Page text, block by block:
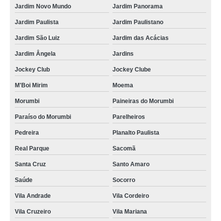
confinamentos térmicos para data center com teto retrátil Quintino Bocaiuva
venda de confinamento térmico para data center com porta automática
ALDEIA DA SERRA
confinamentos térmicos para data center climatizados Ribeirão Pires
confinamento térmico para data center com biometria Engenho da Rainha
onde tem confinamento térmico para data center com teto retrátil ALDEIA DA
SERRA
venda de confinamento solução térmica para data center Ibitiruna
confinamentos térmicos para data center com biometria Panamby
venda de confinamento térmico para data center com biometria Botafogo
venda de confinamento térmico para data center com teto basculante
Pirapora do Bom Jesus
Jardim Novo Mundo Jardim Panorama
Jardim Paulista Jardim Paulistano
Jardim São Luiz Jardim das Acácias
Jardim Ângela Jardins
Jockey Club Jockey Clube
M'Boi Mirim Moema
Morumbi Paineiras do Morumbi
Paraíso do Morumbi Parelheiros
Pedreira Planalto Paulista
Real Parque Sacomã
Santa Cruz Santo Amaro
Saúde Socorro
Vila Andrade Vila Cordeiro
Vila Cruzeiro Vila Mariana